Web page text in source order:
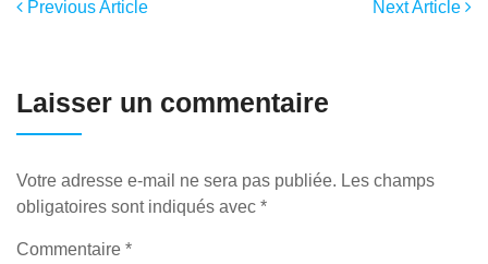
Previous Article Next Article
Laisser un commentaire
Votre adresse e-mail ne sera pas publiée. Les champs
obligatoires sont indiqués avec *
Commentaire *